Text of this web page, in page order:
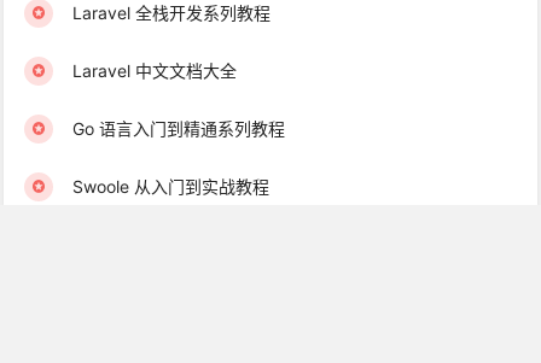
Laravel 全栈开发系列教程
Laravel 中文文档大全
Go 语言入门到精通系列教程
Swoole 从入门到实战教程